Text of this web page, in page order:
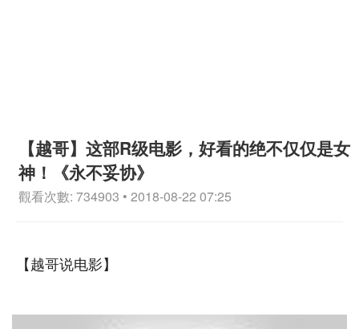
【越哥】这部R级电影，好看的绝不仅仅是女
神！《永不妥协》
觀看次數: 734903 • 2018-08-22 07:25
【越哥说电影】